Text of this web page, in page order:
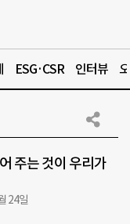
ESG·CSR 인터뷰
주는 것이 우리가
24일